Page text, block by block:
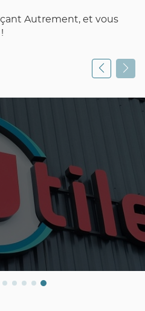
Autrement, et vous